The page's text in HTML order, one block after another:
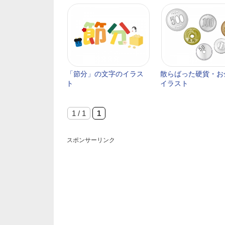
「節分」の文字のイラス
ト
散らばった硬貨・お
イラスト
1 / 1 1
スポンサーリンク